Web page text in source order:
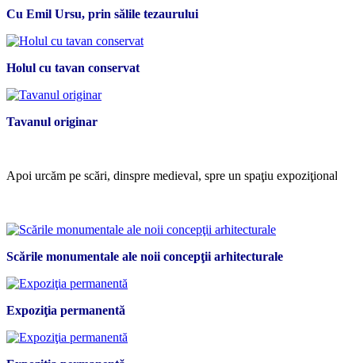
Cu Emil Ursu, prin sălile tezaurului
Holul cu tavan conservat
Tavanul originar
Apoi urcăm pe scări, dinspre medieval, spre un spaţiu
Scările monumentale ale noii concepţii arhitecturale
Expoziţia permanentă